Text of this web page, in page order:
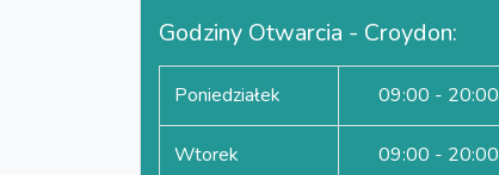
Godziny Otwarcia - Croydon:
Poniedziałek 09:00 - 20:00
Wtorek 09:00 - 20:00